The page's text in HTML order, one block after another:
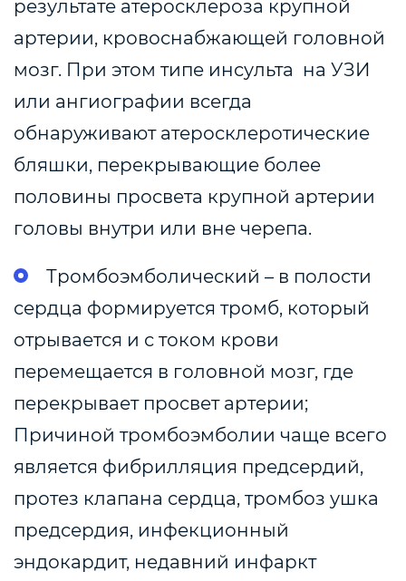
результате атеросклероза крупной
артерии, кровоснабжающей головной
мозг. При этом типе инсульта на УЗИ
или ангиографии всегда
обнаруживают атеросклеротические
бляшки, перекрывающие более
половины просвета крупной артерии
головы внутри или вне черепа.
Тромбоэмболический – в полости
сердца формируется тромб, который
отрывается и с током крови
перемещается в головной мозг, где
перекрывает просвет артерии;
Причиной тромбоэмболии чаще всего
является фибрилляция предсердий,
протез клапана сердца, тромбоз ушка
предсердия, инфекционный
эндокардит, недавний инфаркт